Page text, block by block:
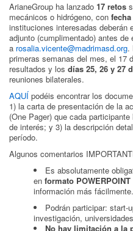
ArianeGroup ha lanzado 17 retos
mecánicos o hidrógeno, con
instituciones interesadas deberán
adjunto (cumplimentado) antes de
a rosalia.vicente@madrimasd.org.
primeras semanas del mes, el 17
resultados y los días 25, 26 y 27
reuniones bilaterales.
AQUÍpodéis encontrar los
1) la carta de presentación de la
(One Pager) que cada
de interés; y 3) la descripción
período.
Algunos comentarios
Es absolutamente
en formato POWERPOINT
información más fácilmente.
Podrán participar:
investigación,
No hay limitación a la